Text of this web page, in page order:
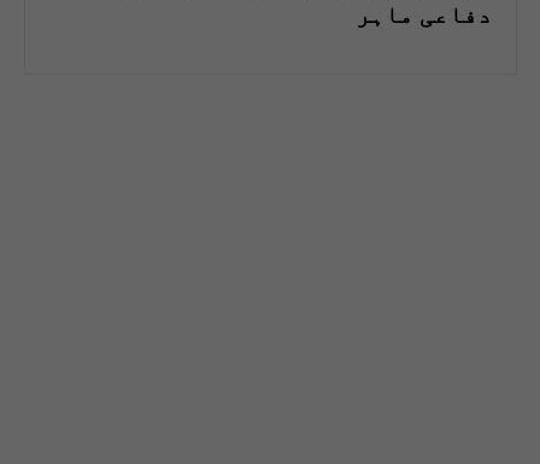
دفاعی ماہر